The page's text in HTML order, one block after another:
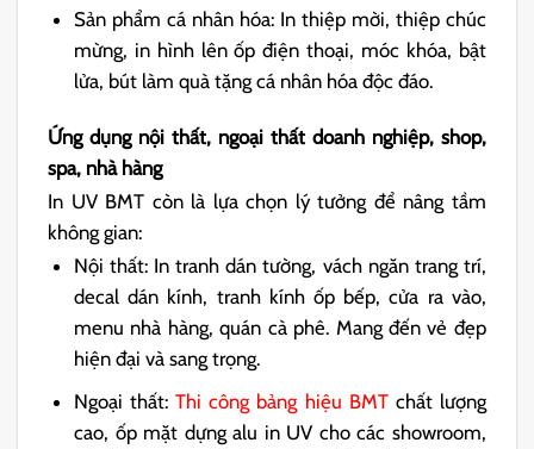
Sản phẩm cá nhân hóa: In thiệp mời, thiệp chúc
mừng, in hình lên ốp điện thoại, móc khóa, bật
lửa, bút làm quà tặng cá nhân hóa độc đáo.
Ứng dụng nội thất, ngoại thất doanh nghiệp, shop,
spa, nhà hàng
In UV BMT còn là lựa chọn lý tưởng để nâng tầm
không gian:
Nội thất: In tranh dán tường, vách ngăn trang trí,
decal dán kính, tranh kính ốp bếp, cửa ra vào,
menu nhà hàng, quán cà phê. Mang đến vẻ đẹp
hiện đại và sang trọng.
Ngoại thất:Thi công bảng hiệu BMTchất lượng
cao, ốp mặt dựng alu in UV cho các showroom,